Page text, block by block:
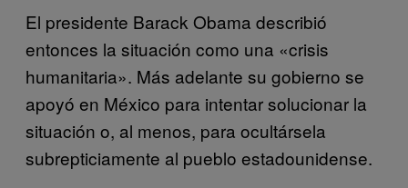
El presidente Barack Obama describió
entonces la situación como una «crisis
humanitaria». Más adelante su gobierno se
apoyó en México para intentar solucionar la
situación o, al menos, para ocultársela
subrepticiamente al pueblo estadounidense.